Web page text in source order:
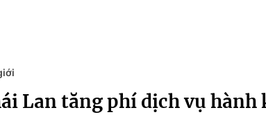
Lan tăng phí dịch vụ hành